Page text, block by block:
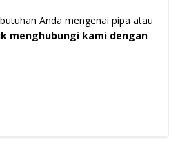
Anda mengenai pipa atau
menghubungi kami dengan